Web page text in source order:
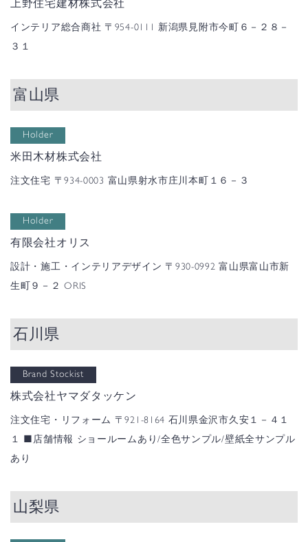
上野住宅建材株式会社
インテリア総合商社 〒954-0111 新潟県見附市今町６－２８－
３１
富山県
Holder
米田木材株式会社
注文住宅 〒934-0003 富山県射水市庄川本町１６－３
Holder
有限会社オリス
設計・施工・インテリアデザイン 〒930-0992 富山県富山市新
生町９－２ ORIS
石川県
Brand Stockist
株式会社ヤマダタッケン
注文住宅・リフォーム 〒921-8164 石川県金沢市久安１－４１
１ ■店舗情報 ショールームあり/全色サンプル/壁紙全サンプル
あり
山梨県